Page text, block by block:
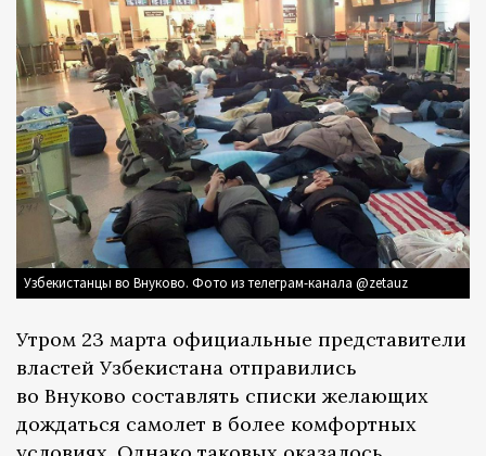
Узбекистанцы во Внуково. Фото из телеграм-канала @zetauz
Утром 23 марта официальные представители
властей Узбекистана отправились
во Внуково составлять списки желающих
дождаться самолет в более комфортных